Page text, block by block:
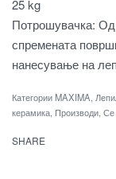
25 kg
Потрошувачка: Од
спремената
нанесување на
КатегорииMAXIMA
керамика Производи Се
SHARE